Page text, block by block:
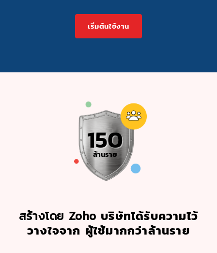
เริ่มต้นใช้งาน
150
ล้านราย
สร้างโดย Zoho บริษัทได้รับความไว้
วางใจจาก ผู้ใช้มากกว่าล้านราย